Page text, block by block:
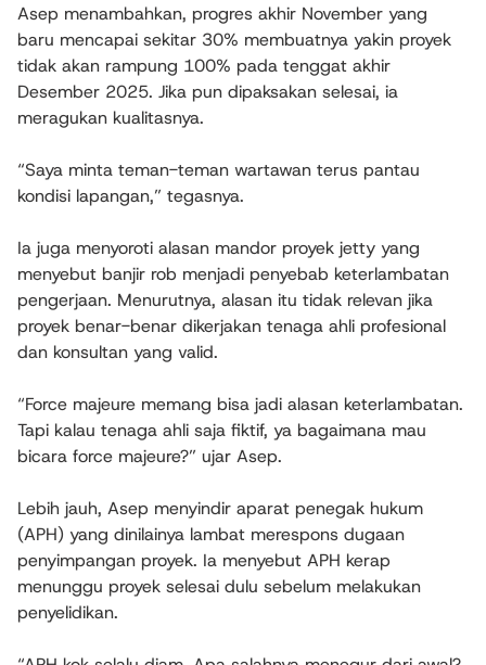
Asep menambahkan, progres akhir November yang
baru mencapai sekitar 30% membuatnya yakin proyek
tidak akan rampung 100% pada tenggat akhir
Desember 2025. Jika pun dipaksakan selesai, ia
meragukan kualitasnya.
“Saya minta teman-teman wartawan terus pantau
kondisi lapangan,” tegasnya.
Ia juga menyoroti alasan mandor proyek jetty yang
menyebut banjir rob menjadi penyebab keterlambatan
pengerjaan. Menurutnya, alasan itu tidak relevan jika
proyek benar-benar dikerjakan tenaga ahli profesional
dan konsultan yang valid.
“Force majeure memang bisa jadi alasan keterlambatan.
Tapi kalau tenaga ahli saja fiktif, ya bagaimana mau
bicara force majeure?” ujar Asep.
Lebih jauh, Asep menyindir aparat penegak hukum
(APH) yang dinilainya lambat merespons dugaan
penyimpangan proyek. Ia menyebut APH kerap
menunggu proyek selesai dulu sebelum melakukan
penyelidikan.